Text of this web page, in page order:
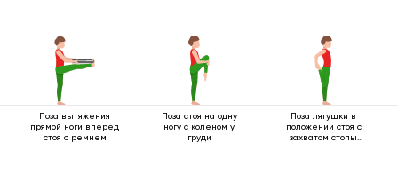
Поза вытяжения
прямой ноги вперед
стоя с ремнем
Поза стоя на одну
ногу с коленом у
груди
Поза лягушки в
положении стоя с
захватом стопы